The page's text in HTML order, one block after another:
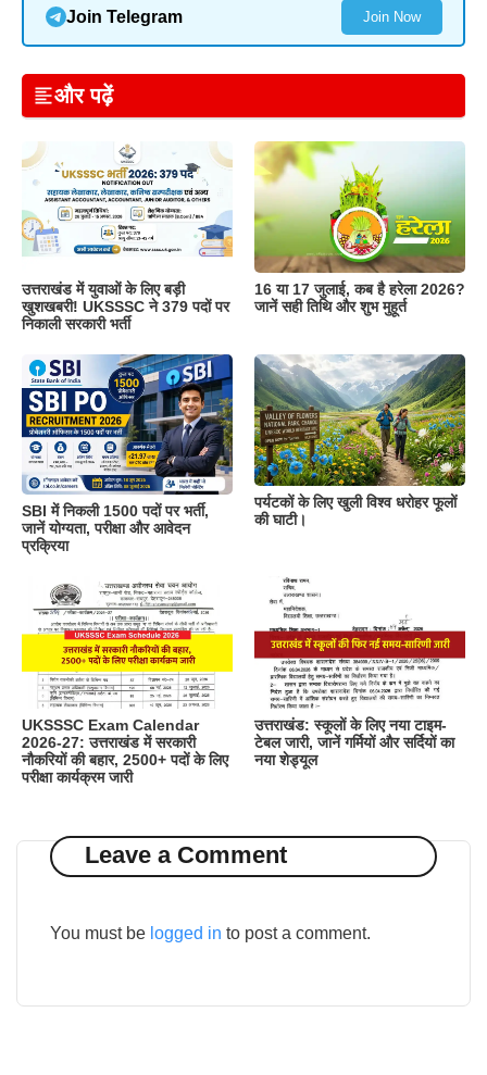
Join Telegram Join Now
और पढ़ें
उत्तराखंड में युवाओं के लिए बड़ी
खुशखबरी! UKSSSC ने 379 पदों पर
निकाली सरकारी भर्ती
16 या 17 जुलाई, कब है हरेला 2026?
जानें सही तिथि और शुभ मुहूर्त
SBI में निकली 1500 पदों पर भर्ती,
जानें योग्यता, परीक्षा और आवेदन
प्रक्रिया
पर्यटकों के लिए खुली विश्व धरोहर फूलों
की घाटी।
UKSSSC Exam Calendar
2026-27: उत्तराखंड में सरकारी
नौकरियों की बहार, 2500+ पदों के लिए
परीक्षा कार्यक्रम जारी
उत्तराखंड: स्कूलों के लिए नया टाइम-
टेबल जारी, जानें गर्मियों और सर्दियों का
नया शेड्यूल
Leave a Comment
You must be logged in to post a comment.